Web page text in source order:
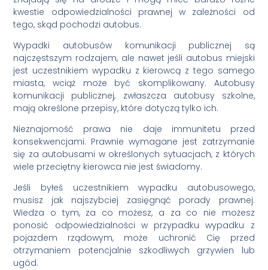
kwestie odpowiedzialności prawnej w zależności od
tego, skąd pochodzi autobus.
Wypadki autobusów komunikacji publicznej są
najczęstszym rodzajem, ale nawet jeśli autobus miejski
jest uczestnikiem wypadku z kierowcą z tego samego
miasta, wciąż może być skomplikowany. Autobusy
komunikacji publicznej, zwłaszcza autobusy szkolne,
mają określone przepisy, które dotyczą tylko ich.
Nieznajomość prawa nie daje immunitetu przed
konsekwencjami. Prawnie wymagane jest zatrzymanie
się za autobusami w określonych sytuacjach, z których
wiele przeciętny kierowca nie jest świadomy.
Jeśli byłeś uczestnikiem wypadku autobusowego,
musisz jak najszybciej zasięgnąć porady prawnej.
Wiedza o tym, za co możesz, a za co nie możesz
ponosić odpowiedzialności w przypadku wypadku z
pojazdem rządowym, może uchronić Cię przed
otrzymaniem potencjalnie szkodliwych grzywien lub
ugód.